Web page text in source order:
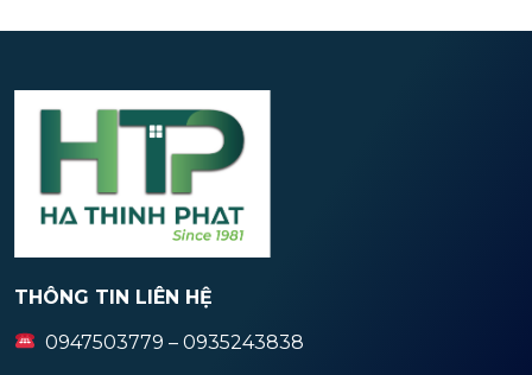
THÔNG TIN LIÊN HỆ
0947503779 – 0935243838